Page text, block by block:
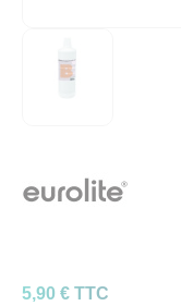
5,90 € TTC